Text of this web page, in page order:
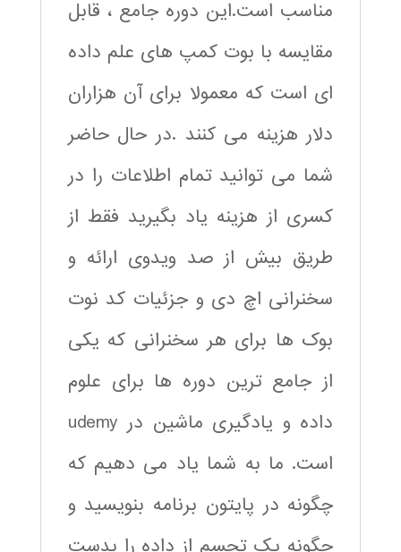
مناسب است.این دوره جامع ، قابل
مقایسه با بوت کمپ های علم داده
ای است که معمولا برای آن هزاران
دلار هزینه می کنند .در حال حاضر
شما می توانید تمام اطلاعات را در
کسری از هزینه یاد بگیرید فقط از
طریق بیش از صد ویدوی ارائه و
سخنرانی اچ دی و جزئیات کد نوت
بوک ها برای هر سخنرانی که یکی
از جامع ترین دوره ها برای علوم
داده و یادگیری ماشین در udemy
است. ما به شما یاد می دهیم که
چگونه در پایتون برنامه بنویسید و
چگونه یک تجسم از داده را بدست